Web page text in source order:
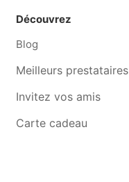
Électricien Waterloo
Électricien Braine-le-
Électricien Rixensart
Électricien Tubize
Électricien Lasne
Découvrez
Blog
Meilleurs prestataires
Invitez vos amis
Carte cadeau